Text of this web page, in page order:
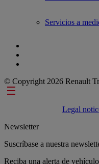
Servicios a
© Copyright 2026 Renault
Footer links
Legal
Newsletter
Suscríbase a nuestra
Reciba una alerta de